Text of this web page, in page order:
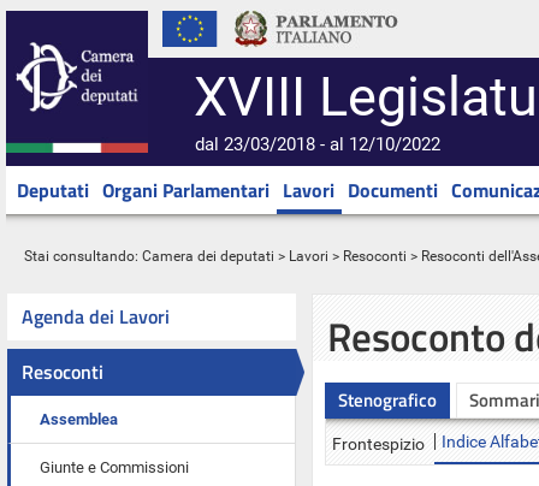
XVIII
dal 23/03/2018 - al 12/10/2022
Deputati Organi Parlamentari Lavori Documenti
Stai consultando: Camera dei deputati > Lavori > Resoconti > Resoconti
Agenda dei Lavori
Resoconti
Assemblea
Giunte e Commissioni
Resoconto
Stenografico
Frontespizio Indice